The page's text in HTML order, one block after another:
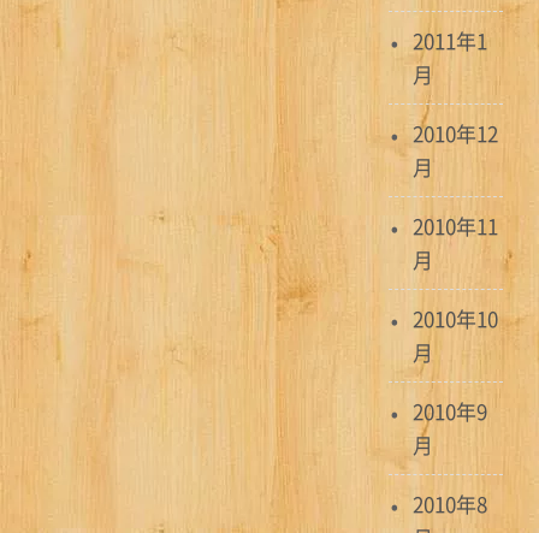
2011年1
月
2010年12
月
2010年11
月
2010年10
月
2010年9
月
2010年8